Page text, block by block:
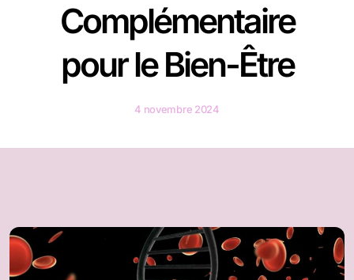
Complémentaire
pour le Bien-Être
4 novembre 2024